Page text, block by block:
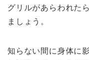
グリルがあらわれた
ましょう。
知らない間に身体に